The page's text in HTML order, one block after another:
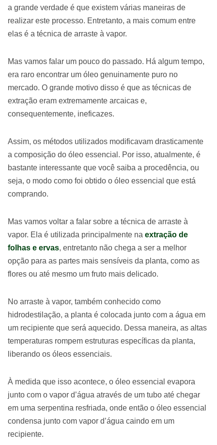
a grande verdade é que existem várias maneiras de
realizar este processo. Entretanto, a mais comum entre
elas é a técnica de arraste à vapor.
Mas vamos falar um pouco do passado. Há algum tempo,
era raro encontrar um óleo genuinamente puro no
mercado. O grande motivo disso é que as técnicas de
extração eram extremamente arcaicas e,
consequentemente, ineficazes.
Assim, os métodos utilizados modificavam drasticamente
a composição do óleo essencial. Por isso, atualmente, é
bastante interessante que você saiba a procedência, ou
seja, o modo como foi obtido o óleo essencial que está
comprando.
Mas vamos voltar a falar sobre a técnica de arraste à
vapor. Ela é utilizada principalmente na extração de
folhas e ervas, entretanto não chega a ser a melhor
opção para as partes mais sensíveis da planta, como as
flores ou até mesmo um fruto mais delicado.
No arraste à vapor, também conhecido como
hidrodestilação, a planta é colocada junto com a água em
um recipiente que será aquecido. Dessa maneira, as altas
temperaturas rompem estruturas específicas da planta,
liberando os óleos essenciais.
À medida que isso acontece, o óleo essencial evapora
junto com o vapor d’água através de um tubo até chegar
em uma serpentina resfriada, onde então o óleo essencial
condensa junto com vapor d’água caindo em um
recipiente.